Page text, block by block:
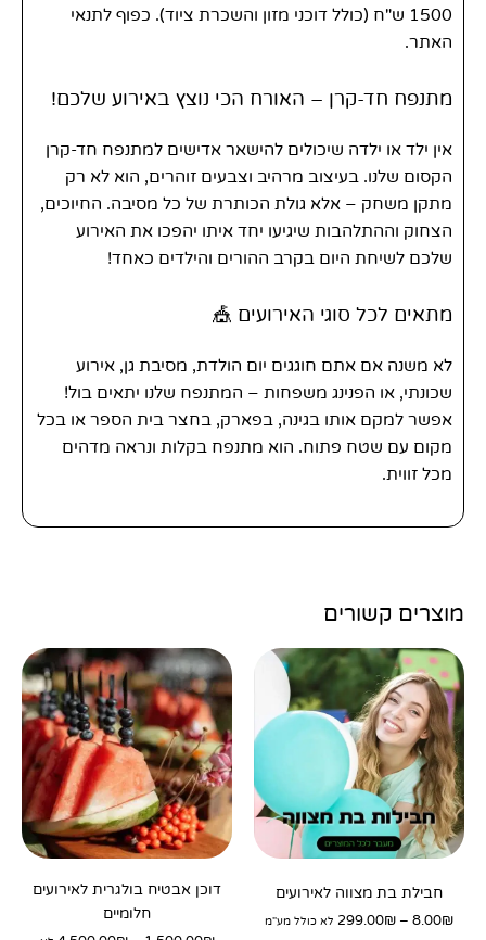
1500 ש"ח (כולל דוכני מזון והשכרת ציוד). כפוף לתנאי
האתר.
מתנפח חד-קרן – האורח הכי נוצץ באירוע שלכם!
אין ילד או ילדה שיכולים להישאר אדישים למתנפח חד-קרן
הקסום שלנו. בעיצוב מרהיב וצבעים זוהרים, הוא לא רק
מתקן משחק – אלא גולת הכותרת של כל מסיבה. החיוכים,
הצחוק וההתלהבות שיגיעו יחד איתו יהפכו את האירוע
שלכם לשיחת היום בקרב ההורים והילדים כאחד!
מתאים לכל סוגי האירועים 🎪
לא משנה אם אתם חוגגים יום הולדת, מסיבת גן, אירוע
שכונתי, או הפנינג משפחות – המתנפח שלנו יתאים בול!
אפשר למקם אותו בגינה, בפארק, בחצר בית הספר או בכל
מקום עם שטח פתוח. הוא מתנפח בקלות ונראה מדהים
מכל זווית.
מוצרים קשורים
חבילת בת מצווה לאירועים
8.00₪
–
299.00₪
טווח
מחירים:
עד
לא כולל מע"מ
דוכן אבטיח בולגרית לאירועים
חלומיים
טווח
מחירים:
עד
⁦4,500.00₪⁩
למוצר
זה
יש
מספר
סוגים.
ניתן
לבחור
את